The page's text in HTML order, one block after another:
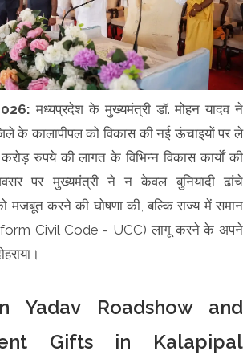
मध्यप्रदेश के मुख्यमंत्री डॉ. मोहन यादव ने
के कालापीपल को विकास की नई ऊंचाइयों पर ले
रुपये की लागत के विभिन्न विकास कार्यों की
पर मुख्यमंत्री ने न केवल बुनियादी ढांचे
करने की घोषणा की, बल्कि राज्य में समान
Civil Code - UCC) लागू करने के अपने
Yadav Roadshow and
Gifts in Kalapipal